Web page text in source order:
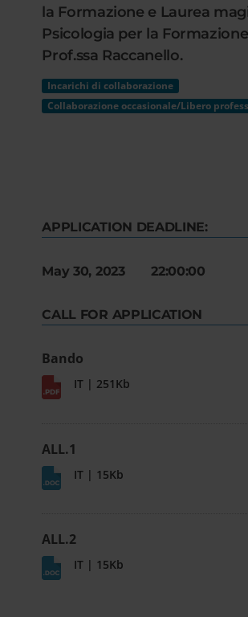
la Formazione e Laurea
Psicologia per la
Prof.ssa Raccanello.
Incarichi di collaborazione
Collaborazione occasionale/Libero
APPLICATION DEADLINE:
May 30, 2023 22:00:00
CALL FOR APPLICATION
Bando
IT | 251Kb
ALL.1
IT | 15Kb
ALL.2
IT | 15Kb